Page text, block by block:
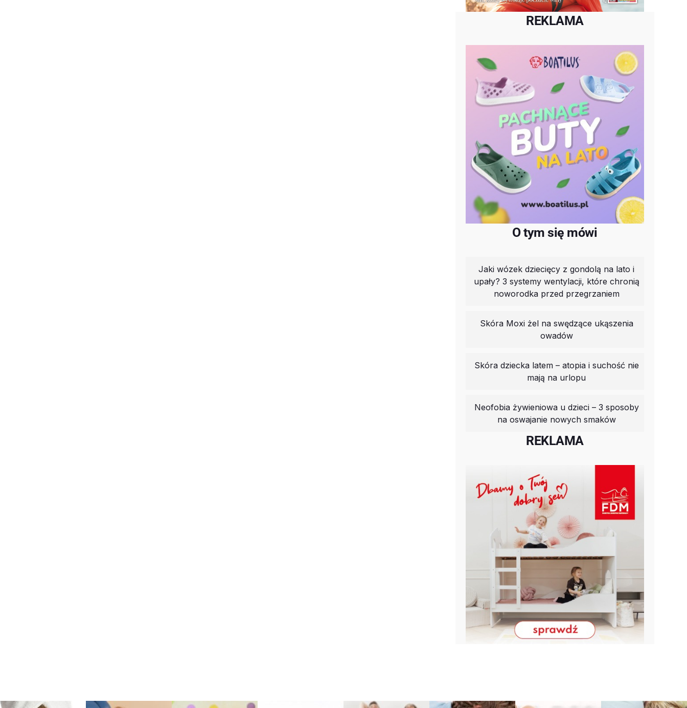
REKLAMA
O tym się mówi
Jaki wózek dziecięcy z gondolą na lato i
upały? 3 systemy wentylacji, które chronią
noworodka przed przegrzaniem
Skóra Moxi żel na swędzące ukąszenia
owadów
Skóra dziecka latem – atopia i suchość nie
mają na urlopu
Neofobia żywieniowa u dzieci – 3 sposoby
na oswajanie nowych smaków
REKLAMA